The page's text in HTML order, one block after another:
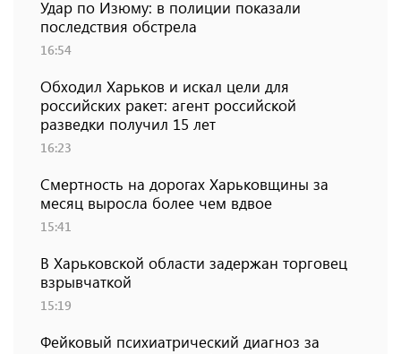
Удар по Изюму: в полиции показали
последствия обстрела
16:54
Обходил Харьков и искал цели для
российских ракет: агент российской
разведки получил 15 лет
16:23
Смертность на дорогах Харьковщины за
месяц выросла более чем вдвое
15:41
В Харьковской области задержан торговец
взрывчаткой
15:19
Фейковый психиатрический диагноз за